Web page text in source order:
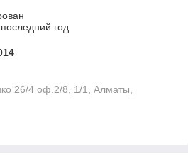
год
26/4 оф.2/8, 1/1, Алматы,